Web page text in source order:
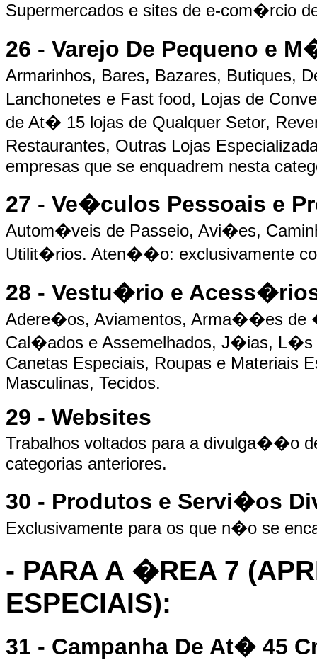
Supermercados e sites de e-com�rcio
26 - Varejo De Pequeno e
Armarinhos, Bares, Bazares, Butiques,
Lanchonetes e Fast food, Lojas de
de At� 15 lojas de Qualquer Setor,
Restaurantes, Outras Lojas
empresas que se enquadrem nesta
27 - Ve�culos Pessoais e
Autom�veis de Passeio, Avi�es,
Utilit�rios. Aten��o: exclusivamente
28 - Vestu�rio e
Adere�os, Aviamentos, Arma��es de
Cal�ados e Assemelhados, J�ias, L�s
Canetas Especiais, Roupas e Materiais
Masculinas, Tecidos.
29 - Websites
Trabalhos voltados para a divulga��o
categorias anteriores.
30 - Produtos e Servi�os
Exclusivamente para os que n�o se
- PARA A �REA 7
ESPECIAIS):
31 - Campanha De At� 45